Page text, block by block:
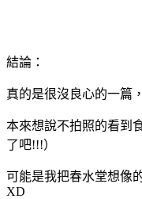
結論：
真的是很沒良心的一篇，
本來想說不拍照的看到
了吧!!!）
可能是我把春水堂想像
XD